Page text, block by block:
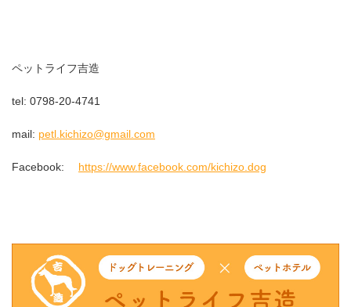
ペットライフ吉造
tel: 0798-20-4741
mail: petl.kichizo@gmail.com
Facebook: https://www.facebook.com/kichizo.dog